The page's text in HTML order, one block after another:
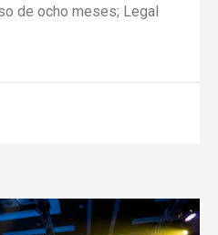
de ocho meses; Legal